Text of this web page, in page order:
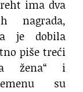
ima dva
nagrada,
je dobila
piše treći
žena“ i
su